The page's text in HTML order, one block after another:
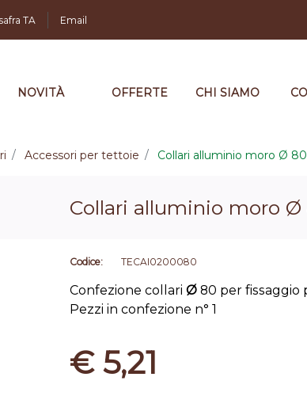
TA
Email
NOVITÀ OFFERTE CHI SIAMO
Accessori per tettoie Collari alluminio moro Ø 80
Collari alluminio moro Ø
Codice: TECAI0200080
Confezione collari Ø 80 per fissaggio
Pezzi in confezione n° 1
€ 5,21